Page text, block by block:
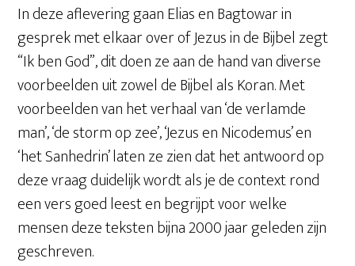
In deze aflevering gaan Elias en Bagtowar in
gesprek met elkaar over of Jezus in de Bijbel zegt
“Ik ben God”, dit doen ze aan de hand van diverse
voorbeelden uit zowel de Bijbel als Koran. Met
voorbeelden van het verhaal van ‘de verlamde
man’, ‘de storm op zee’, ‘Jezus en Nicodemus’ en
‘het Sanhedrin’ laten ze zien dat het antwoord op
deze vraag duidelijk wordt als je de context rond
een vers goed leest en begrijpt voor welke
mensen deze teksten bijna 2000 jaar geleden zijn
geschreven.